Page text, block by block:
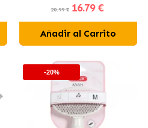
Gatos
20.99 € 16.79 €
Añadir al Carrito
-20%